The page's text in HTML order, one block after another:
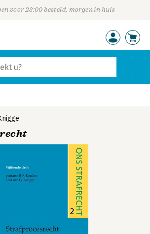
voor 23:00 besteld, morgen in huis